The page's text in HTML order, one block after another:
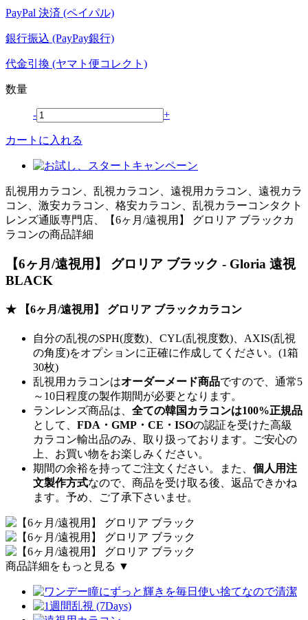
PayPal 決済 (ペイパル)
銀行振込 (PayPay銀行)
代金引換 (ヤマト便コレクト)
数量
- +
カートに入れる
乱視用カラコン、乱視カラコン、遠視用カラコン、遠視カラ
コン、激安カラコン、格安カラコン、乱視カラーコンタクト
レンズ通販専門店、【6ヶ月/遠視用】 グロリア ブラックカ
ラコンの商品詳細
【6ヶ月/遠視用】 グロリア ブラック - Gloria 遠視
BLACK
★ 【6ヶ月/遠視用】 グロリア ブラックカラコン
自分の乱視のSPH(度数)、CYL(乱視度数)、AXIS(乱視
の角度)をオプションに正確に作成してください。(1箱
30枚)
乱視用カラコンはオーダーメード商品ですので、 通常5
～10日程度の製作期間が必要となります。
ランレンズ商品は、 全ての韓国カラコンは100%正規品
として、 FDA・GMP・CE・ISOの認証を受けた高級
カラコン輸出品のみ、取り扱っております。ご安心の
上、お買い物をお楽しみください。
期間の余裕を持ってご注文ください。また、 個人用注
文製作方式なので、商品を受け取る後、返品できかね
ます。予め、ご了承下さいませ。
商品詳細をもっと見る ▼